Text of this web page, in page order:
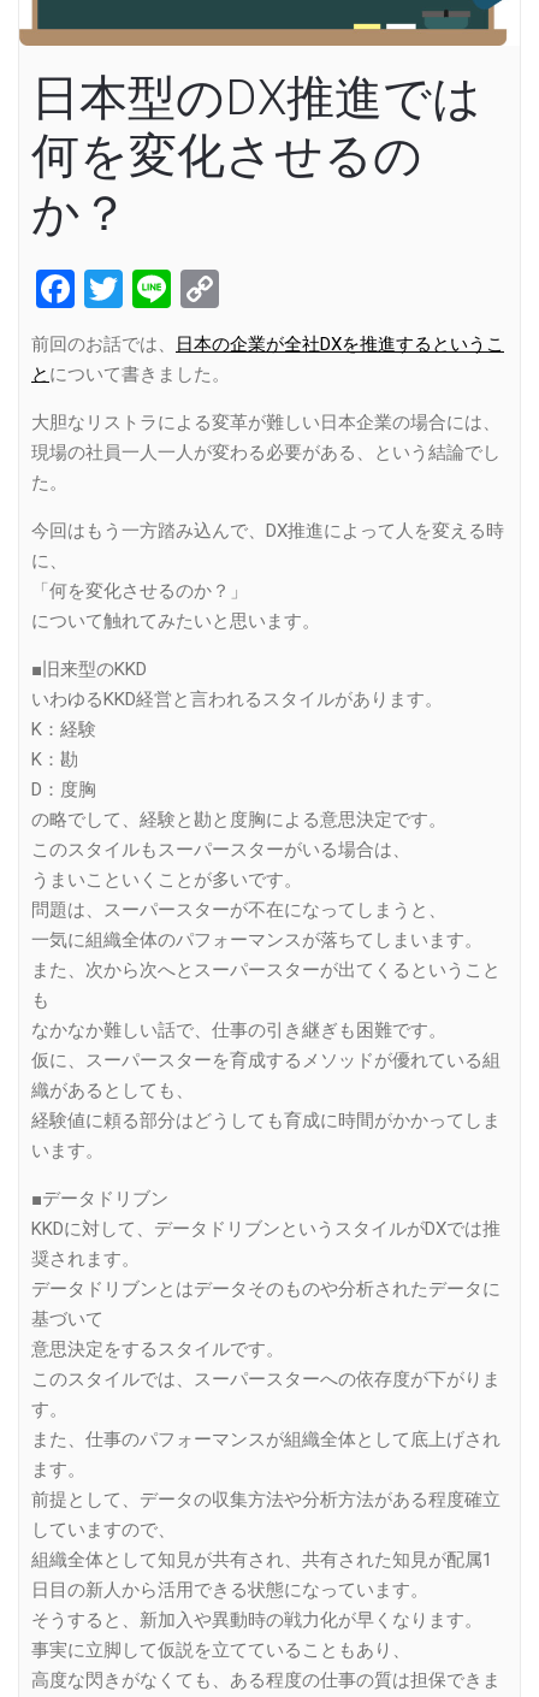
日本型のDX推進では
何を変化させるの
か？
Facebook
Twitter
Line
Link
前回のお話では、
日本の企業が全社DXを推進するというこ
と について書きました。
大胆なリストラによる変革が難しい日本企業の場合には、
現場の社員一人一人が変わる必要がある、という結論でし
た。
今回はもう一方踏み込んで、DX推進によって人を変える時
に、
「何を変化させるのか？」
について触れてみたいと思います。
■旧来型のKKD
いわゆるKKD経営と言われるスタイルがあります。
K：経験
K：勘
D：度胸
の略でして、経験と勘と度胸による意思決定です。
このスタイルもスーパースターがいる場合は、
うまいこといくことが多いです。
問題は、スーパースターが不在になってしまうと、
一気に組織全体のパフォーマンスが落ちてしまいます。
また、次から次へとスーパースターが出てくるということ
も
なかなか難しい話で、仕事の引き継ぎも困難です。
仮に、スーパースターを育成するメソッドが優れている組
織があるとしても、
経験値に頼る部分はどうしても育成に時間がかかってしま
います。
■データドリブン
KKDに対して、データドリブンというスタイルがDXでは推
奨されます。
データドリブンとはデータそのものや分析されたデータに
基づいて
意思決定をするスタイルです。
このスタイルでは、スーパースターへの依存度が下がりま
す。
また、仕事のパフォーマンスが組織全体として底上げされ
ます。
前提として、データの収集方法や分析方法がある程度確立
していますので、
組織全体として知見が共有され、共有された知見が配属1
日目の新人から活用できる状態になっています。
そうすると、新加入や異動時の戦力化が早くなります。
事実に立脚して仮説を立てていることもあり、
高度な閃きがなくても、ある程度の仕事の質は担保できま